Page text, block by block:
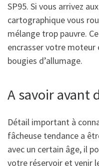
SP95. Si vous arrivez
cartographique vous
mélange trop pauvre.
encrasser votre
bougies d’allumage.
A savoir avant
Détail important à
fâcheuse tendance a
avec un certain âge, il
votre réservoir et venir